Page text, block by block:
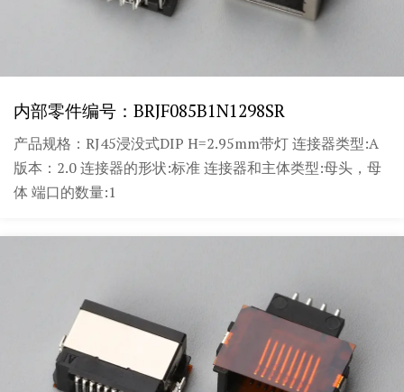
内部零件编号：BRJF085B1N1298SR
产品规格：RJ45浸没式DIP H=2.95mm带灯 连接器类型:A
版本：2.0 连接器的形状:标准 连接器和主体类型:母头，母
体 端口的数量:1